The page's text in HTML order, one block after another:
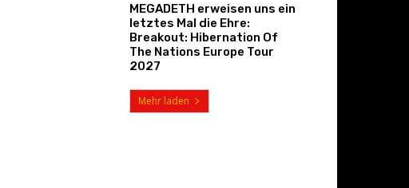
MEGADETH erweisen uns ein
letztes Mal die Ehre:
Breakout: Hibernation Of
The Nations Europe Tour
2027
Mehr laden